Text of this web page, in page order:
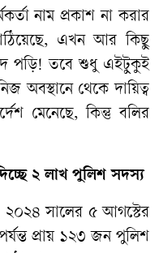
নাম প্রকাশ না করার
এখন আর কিছু
পড়ি! তবে শুধু এইটুকুই
অবস্থানে থেকে দায়িত্ব
মেনেছে, কিন্তু বলির
২ লাখ পুলিশ সদস্য
২০২৪ সালের ৫ আগস্টের
প্রায় ১২৩ জন পুলিশ